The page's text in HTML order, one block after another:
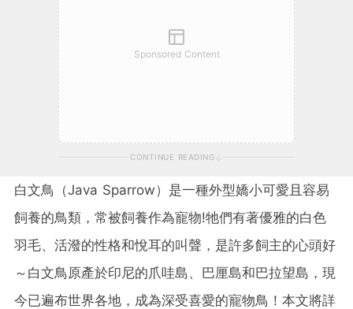
Sponsored Content
CONTINUE READING
白文鳥（Java Sparrow）是一種外型嬌小可愛且容易
飼養的鳥類，常被飼養作為寵物!牠們有著優雅的白色
羽毛、活潑的性格和悅耳的叫聲，是許多飼主的心頭好
～白文鳥原產於印尼的爪哇島、巴厘島和巴拉望島，現
今已遍布世界各地，成為深受喜愛的寵物鳥！本文將詳